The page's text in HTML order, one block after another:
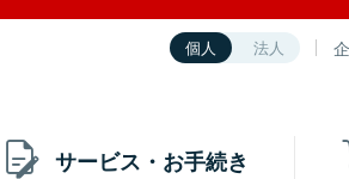
個人 法人
サービス・お手続き